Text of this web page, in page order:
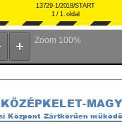
Zoom 100%